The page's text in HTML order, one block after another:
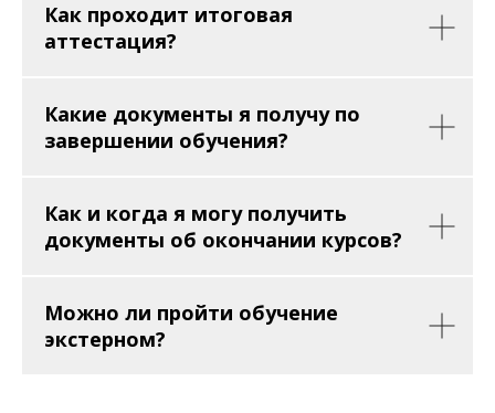
Как проходит итоговая
аттестация?
Какие документы я получу по
завершении обучения?
Как и когда я могу получить
документы об окончании курсов?
Можно ли пройти обучение
экстерном?